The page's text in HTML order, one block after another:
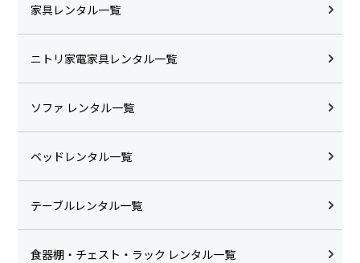
家具レンタル一覧
ニトリ家電家具レンタル一覧
ソファ レンタル一覧
ベッドレンタル一覧
テーブルレンタル一覧
食器棚・チェスト・ラック レンタル一覧